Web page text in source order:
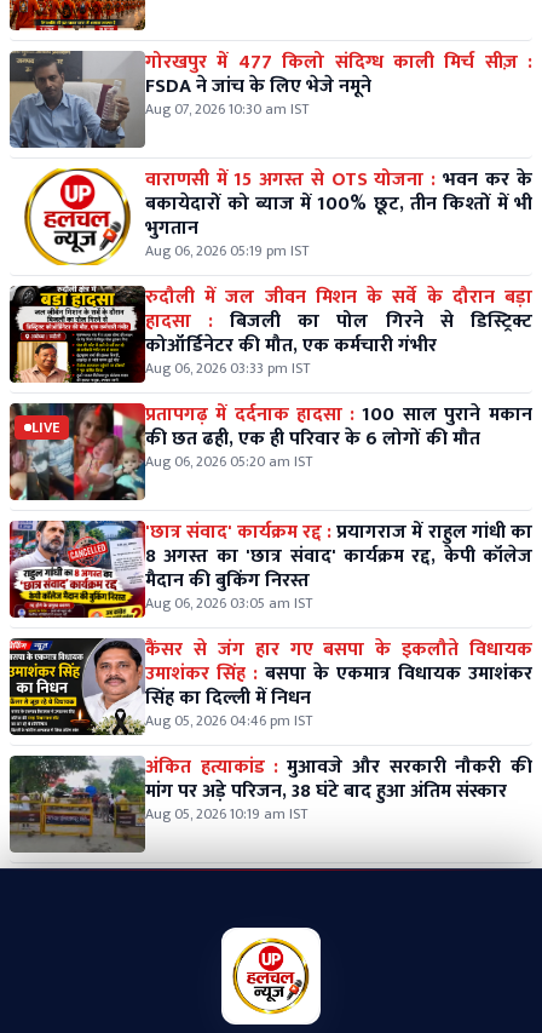
गोरखपुर में 477 किलो संदिग्ध काली मिर्च सीज़ :
FSDA ने जांच के लिए भेजे नमूने
Aug 07, 2026 10:30 am IST
वाराणसी में 15 अगस्त से OTS योजना : भवन कर के
बकायेदारों को ब्याज में 100% छूट, तीन किश्तों में भी
भुगतान
Aug 06, 2026 05:19 pm IST
रुदौली में जल जीवन मिशन के सर्वे के दौरान बड़ा
हादसा : बिजली का पोल गिरने से डिस्ट्रिक्ट
कोऑर्डिनेटर की मौत, एक कर्मचारी गंभीर
Aug 06, 2026 03:33 pm IST
LIVE प्रतापगढ़ में दर्दनाक हादसा : 100 साल पुराने मकान
की छत ढही, एक ही परिवार के 6 लोगों की मौत
Aug 06, 2026 05:20 am IST
'छात्र संवाद' कार्यक्रम रद्द :प्रयागराज में राहुल गांधी का
8 अगस्त का 'छात्र संवाद' कार्यक्रम रद्द, केपी कॉलेज
मैदान की बुकिंग निरस्त
Aug 06, 2026 03:05 am IST
कैंसर से जंग हार गए बसपा के इकलौते विधायक
उमाशंकर सिंह : बसपा के एकमात्र विधायक उमाशंकर
सिंह का दिल्ली में निधन
Aug 05, 2026 04:46 pm IST
अंकित हत्याकांड : मुआवजे और सरकारी नौकरी की
मांग पर अड़े परिजन, 38 घंटे बाद हुआ अंतिम संस्कार
Aug 05, 2026 10:19 am IST